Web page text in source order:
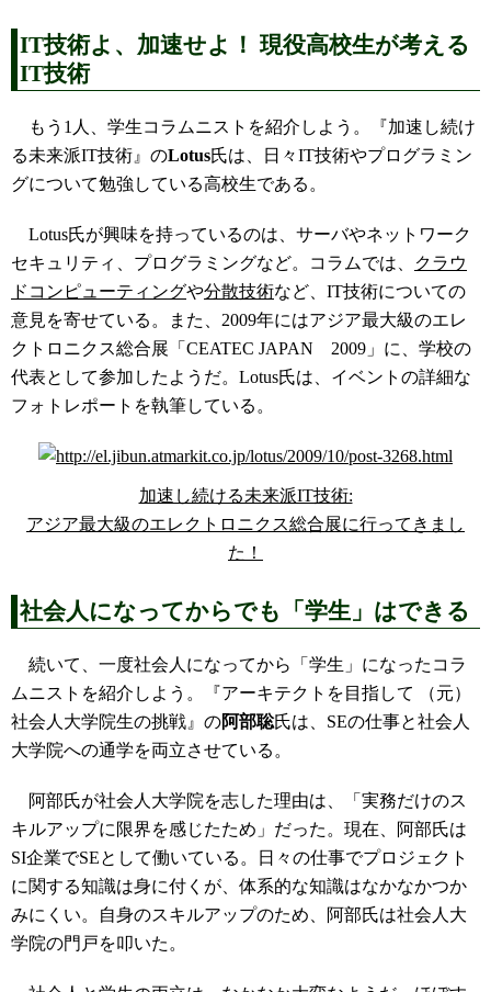
IT技術よ、加速せよ！ 現役高校生が考える
IT技術
もう1人、学生コラムニストを紹介しよう。『加速し続け
る未来派IT技術』のLotus氏は、日々IT技術やプログラミン
グについて勉強している高校生である。
Lotus氏が興味を持っているのは、サーバやネットワーク
セキュリティ、プログラミングなど。コラムでは、
クラウ
ドコンピューティングや分散技術など、IT技術についての
意見を寄せている。また、2009年にはアジア最大級のエレ
クトロニクス総合展「CEATEC JAPAN 2009」に、学校の
代表として参加したようだ。Lotus氏は、イベントの詳細な
フォトレポートを執筆している。
加速し続ける未来派IT技術:
アジア最大級のエレクトロニクス総合展に行ってきまし
た！
社会人になってからでも「学生」はできる
続いて、一度社会人になってから「学生」になったコラ
ムニストを紹介しよう。『アーキテクトを目指して （元）
社会人大学院生の挑戦』の阿部聡氏は、SEの仕事と社会人
大学院への通学を両立させている。
阿部氏が社会人大学院を志した理由は、「実務だけのス
キルアップに限界を感じたため」だった。現在、阿部氏は
SI企業でSEとして働いている。日々の仕事でプロジェクト
に関する知識は身に付くが、体系的な知識はなかなかつか
みにくい。自身のスキルアップのため、阿部氏は社会人大
学院の門戸を叩いた。